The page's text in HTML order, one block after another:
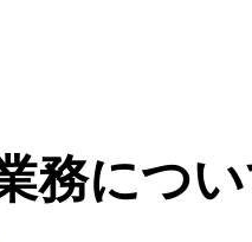
務につ